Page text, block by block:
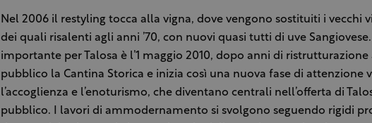
Nel 2006 il restyling tocca alla vigna, dove vengono sostituiti i vecchi
dei quali risalenti agli anni ’70, con nuovi quasi tutti di uve
importante per Talosa è l’1 maggio 2010, dopo anni di ristrutturazione
pubblico la Cantina Storica e inizia così una nuova fase di attenzione
l’accoglienza e l’enoturismo, che diventano centrali nell’offerta di
pubblico. I lavori di ammodernamento si svolgono seguendo rigidi